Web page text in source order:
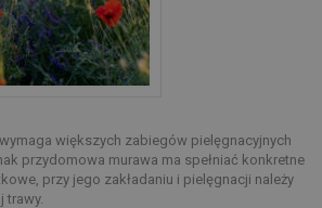
większych zabiegów pielęgnacyjnych
przydomowa murawa ma spełniać konkretne
przy jego zakładaniu i pielęgnacji należy
trawy.